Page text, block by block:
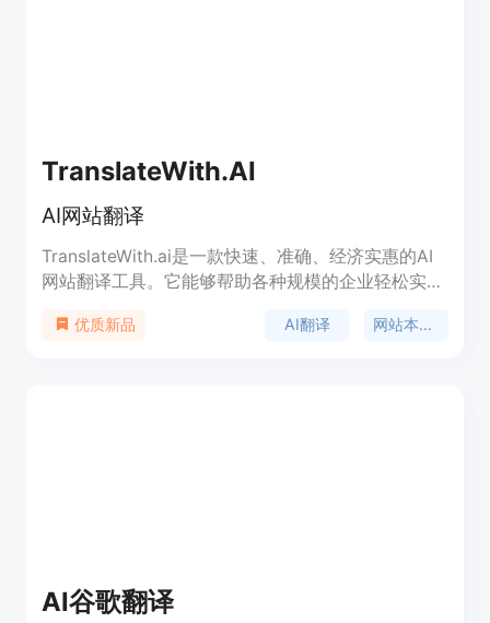
TranslateWith.AI
AI网站翻译
TranslateWith.ai是一款快速、准确、经济实惠的AI
网站翻译工具。它能够帮助各种规模的企业轻松实现
自动将内容翻译成所需的语言。借助最新的GPT模
优质新品 AI翻译 网站本地化
AI谷歌翻译